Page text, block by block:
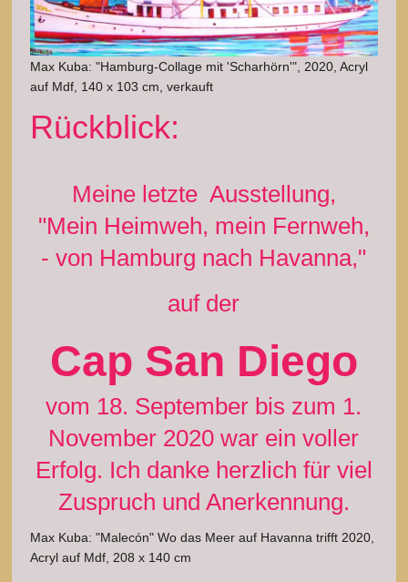
Max Kuba: "Hamburg-Collage mit 'Scharhörn'", 2020, Acryl
auf Mdf, 140 x 103 cm, verkauft
Rückblick:
Meine letzte Ausstellung,
"Mein Heimweh, mein Fernweh,
- von Hamburg nach Havanna,"
auf der
Cap San Diego
vom 18. September bis zum 1.
November 2020 war ein voller
Erfolg. Ich danke herzlich für viel
Zuspruch und Anerkennung.
Max Kuba: "Malecón" Wo das Meer auf Havanna trifft 2020,
Acryl auf Mdf, 208 x 140 cm